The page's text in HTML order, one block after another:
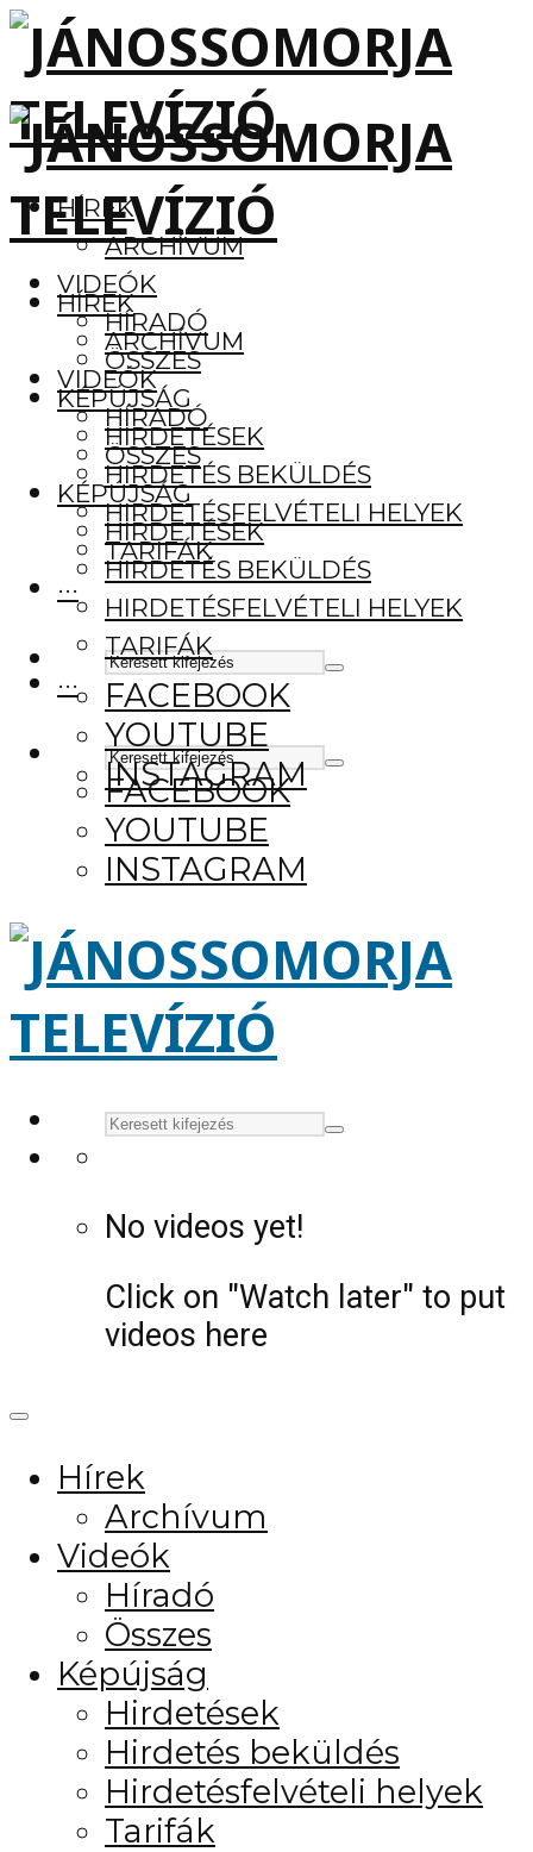
HÍREK
ARCHÍVUM
VIDEÓK
HÍRADÓ
ÖSSZES
KÉPÚJSÁG
HIRDETÉSEK
HIRDETÉS BEKÜLDÉS
HIRDETÉSFELVÉTELI HELYEK
TARIFÁK
···
FACEBOOK
YOUTUBE
INSTAGRAM
HÍREK
ARCHÍVUM
VIDEÓK
HÍRADÓ
ÖSSZES
KÉPÚJSÁG
HIRDETÉSEK
HIRDETÉS BEKÜLDÉS
HIRDETÉSFELVÉTELI HELYEK
TARIFÁK
···
FACEBOOK
YOUTUBE
INSTAGRAM
No videos yet!
Click on "Watch later" to put
videos here
Hírek
Archívum
Videók
Híradó
Összes
Képújság
Hirdetések
Hirdetés beküldés
Hirdetésfelvételi helyek
Tarifák